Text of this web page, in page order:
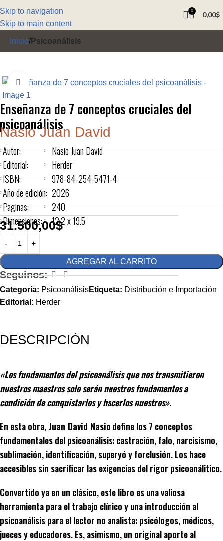
Skip to navigation
Skip to main content
0 0,00$
Inicio Psicoanálisis
Click to enlarge
Enseñanza de 7 conceptos cruciales del
psicoanálisis
Nasio Juan David
Autor:
Editorial:
ISBN:
Año de edición:
Paginas:
Dimensiones:
Nasio Juan David
Herder
978-84-254-5471-4
2026
240
12.2 x 19.5
31.500,00$
AGREGAR AL CARRITO
Seguinos:
Categoría: PsicoanálisisEtiqueta: Distribución e Importación
Editorial: Herder
DESCRIPCIÓN
«Los fundamentos del psicoanálisis que nos transmitieron
nuestros maestros solo serán nuestros fundamentos a
condición de conquistarlos y hacerlos nuestros».
En esta obra,Juan David Nasio define los 7 conceptos
fundamentales del psicoanálisis: castración, falo, narcisismo,
sublimación, identificación, superyó y forclusión. Los hace
accesibles sin sacrificar las exigencias del rigor psicoanálitico.
Convertido ya en un clásico, este libro es una valiosa
herramienta para el trabajo clínico y una introducción al
psicoanálisis para el lector no analista: psicólogos, médicos,
jueces y educadores. Es, asimismo, un original aporte al